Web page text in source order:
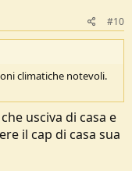
#10
climatiche notevoli.
usciva di casa e
il cap di casa sua